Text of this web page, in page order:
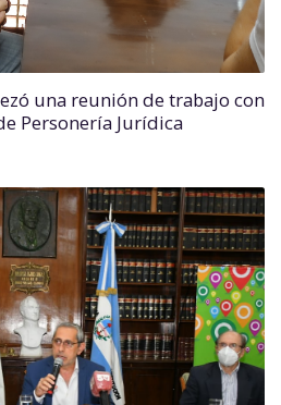
una reunión de trabajo con
Personería Jurídica